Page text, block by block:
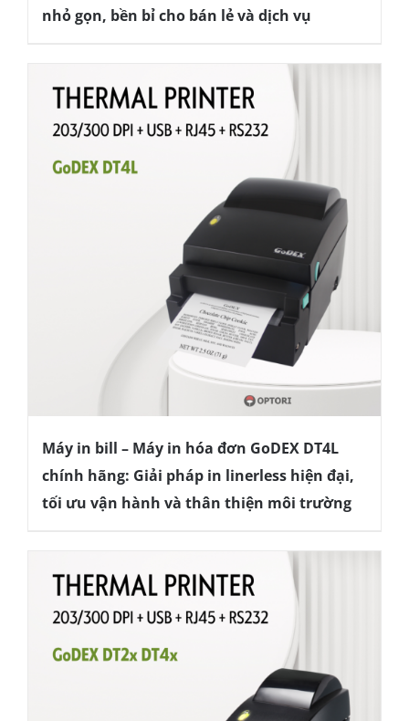
nhỏ gọn, bền bỉ cho bán lẻ và dịch vụ
Máy in bill – Máy in hóa đơn GoDEX DT4L
chính hãng: Giải pháp in linerless hiện đại,
tối ưu vận hành và thân thiện môi trường